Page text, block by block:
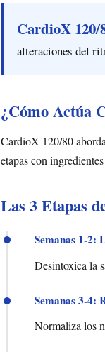
CardioX 120/
alteraciones del
¿Cómo Actúa
CardioX 120/80
etapas con
Las 3 Etapas
Semanas 1-2:
Desintoxica la
Semanas 3-4:
Normaliza los